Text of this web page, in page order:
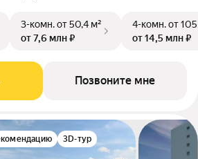
3-комн.от 50,4 м²
от 7,6 млн ₽
4-комн.от
от 14,5 млн ₽
Позвоните мне
3D-тур